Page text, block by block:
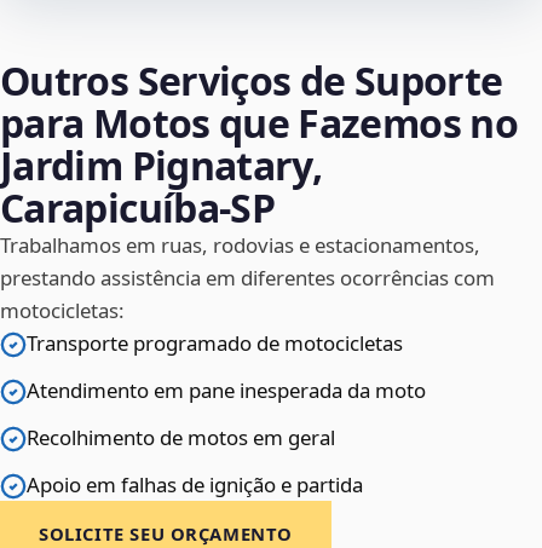
Outros Serviços de Suporte
para Motos que Fazemos no
Jardim Pignatary,
Carapicuíba‑SP
Trabalhamos em ruas, rodovias e estacionamentos,
prestando assistência em diferentes ocorrências com
motocicletas:
Transporte programado de motocicletas
Atendimento em pane inesperada da moto
Recolhimento de motos em geral
Apoio em falhas de ignição e partida
SOLICITE SEU ORÇAMENTO